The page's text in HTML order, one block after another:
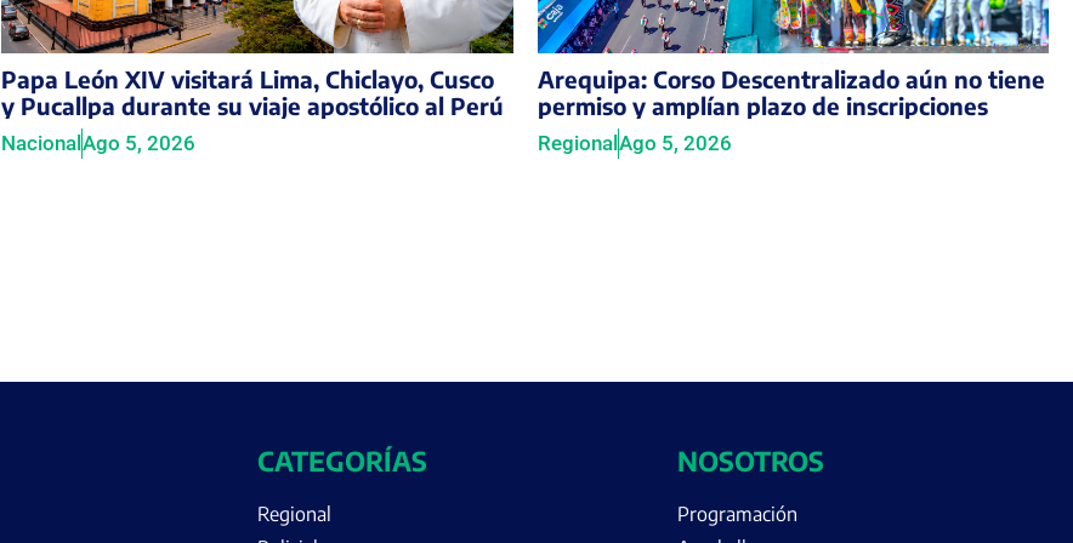
Papa León XIV visitará Lima, Chiclayo, Cusco
y Pucallpa durante su viaje apostólico al Perú
NacionalAgo 5, 2026
Arequipa: Corso Descentralizado aún no tiene
permiso y amplían plazo de inscripciones
RegionalAgo 5, 2026
CATEGORÍAS
Regional
NOSOTROS
Programación